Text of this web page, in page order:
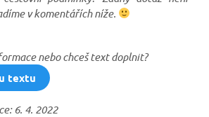
v komentářích níže.
nebo chceš text doplnit?
textu
6. 4. 2022